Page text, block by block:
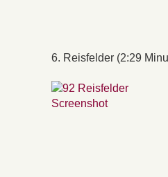
6. Reisfelder (2:29